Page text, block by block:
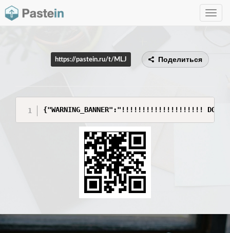
Toggle
https://pastein.ru/t/MLJ Поделиться
{"WARNING_BANNER":"!!!!!!!!!!!!!!!!!!!! DO NOT SHARE